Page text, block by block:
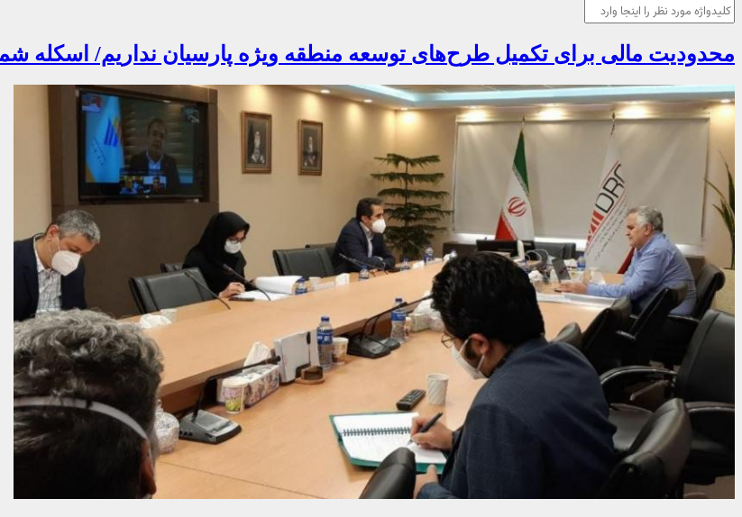
محدودیت مالی برای تکمیل طرح‌های توسعه منطقه ویژه پارسیان نداریم/ اسکله شماره۵ تا پایان بهار تحویل